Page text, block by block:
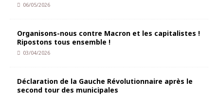
06/05/2026
Organisons-nous contre Macron et les capitalistes !
Ripostons tous ensemble !
03/04/2026
Déclaration de la Gauche Révolutionnaire après le
second tour des municipales